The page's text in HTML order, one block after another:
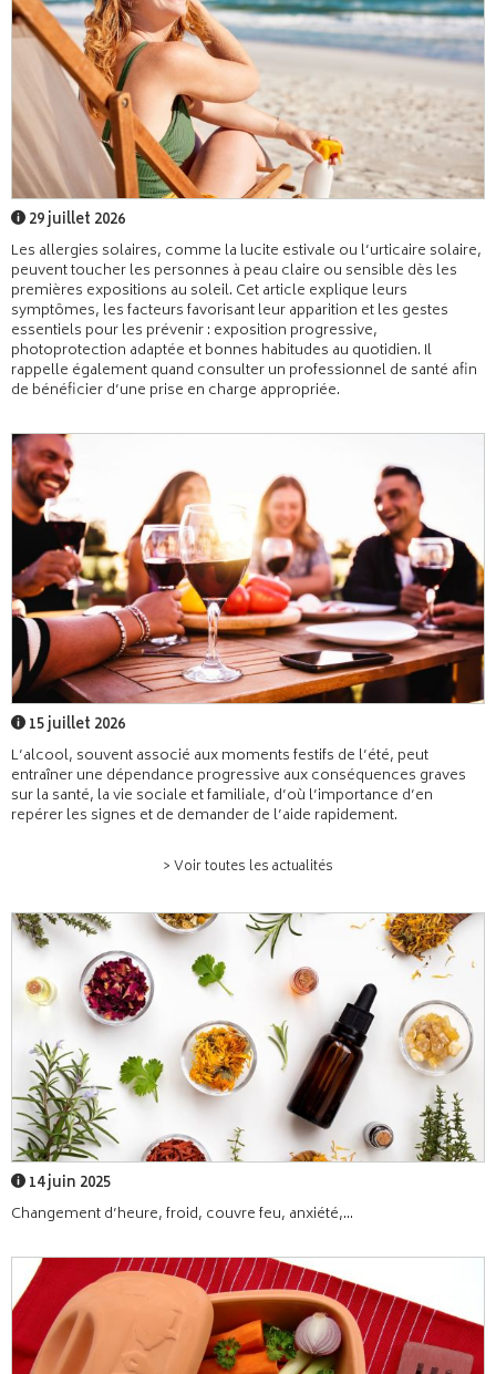
29 juillet 2026
Les allergies solaires, comme la lucite estivale ou l’urticaire solaire,
peuvent toucher les personnes à peau claire ou sensible dès les
premières expositions au soleil. Cet article explique leurs
symptômes, les facteurs favorisant leur apparition et les gestes
essentiels pour les prévenir : exposition progressive,
photoprotection adaptée et bonnes habitudes au quotidien. Il
rappelle également quand consulter un professionnel de santé afin
de bénéficier d’une prise en charge appropriée.
15 juillet 2026
L’alcool, souvent associé aux moments festifs de l’été, peut
entraîner une dépendance progressive aux conséquences graves
sur la santé, la vie sociale et familiale, d’où l’importance d’en
repérer les signes et de demander de l’aide rapidement.
> Voir toutes les actualités
14 juin 2025
Changement d’heure, froid, couvre feu, anxiété,...